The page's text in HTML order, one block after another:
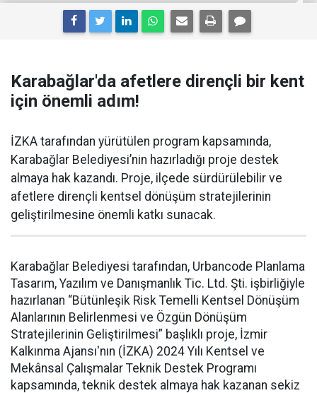
Karabağlar'da afetlere dirençli bir kent
için önemli adım!
İZKA tarafından yürütülen program kapsamında,
Karabağlar Belediyesi’nin hazırladığı proje destek
almaya hak kazandı. Proje, ilçede sürdürülebilir ve
afetlere dirençli kentsel dönüşüm stratejilerinin
geliştirilmesine önemli katkı sunacak.
Karabağlar Belediyesi tarafından, Urbancode Planlama
Tasarım, Yazılım ve Danışmanlık Tic. Ltd. Şti. işbirliğiyle
hazırlanan “Bütünleşik Risk Temelli Kentsel Dönüşüm
Alanlarının Belirlenmesi ve Özgün Dönüşüm
Stratejilerinin Geliştirilmesi” başlıklı proje, İzmir
Kalkınma Ajansı'nın (İZKA) 2024 Yılı Kentsel ve
Mekânsal Çalışmalar Teknik Destek Programı
kapsamında, teknik destek almaya hak kazanan sekiz